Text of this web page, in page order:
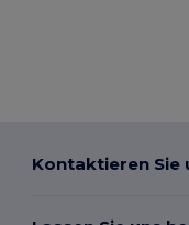
Kontaktieren Sie